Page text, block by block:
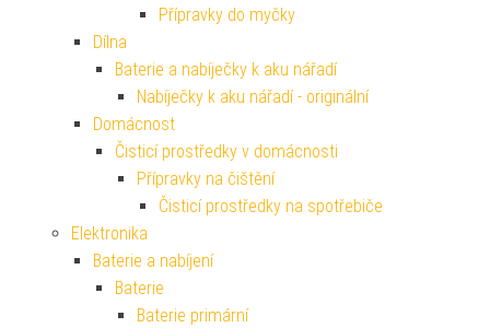
Přípravky do myčky
Dílna
Baterie a nabíječky k aku nářadí
Nabíječky k aku nářadí - originální
Domácnost
Čisticí prostředky v domácnosti
Přípravky na čištění
Čisticí prostředky na spotřebiče
Elektronika
Baterie a nabíjení
Baterie
Baterie primární